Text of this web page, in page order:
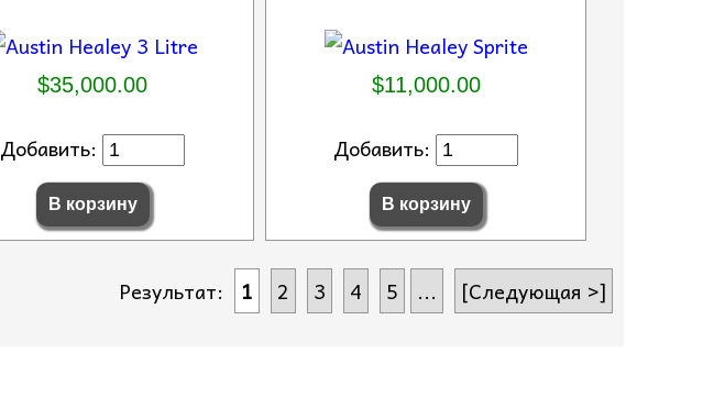
$35,000.00
Добавить:
$11,000.00
Добавить:
Результат: 1 2 3 4 5 ... [Следующая >]